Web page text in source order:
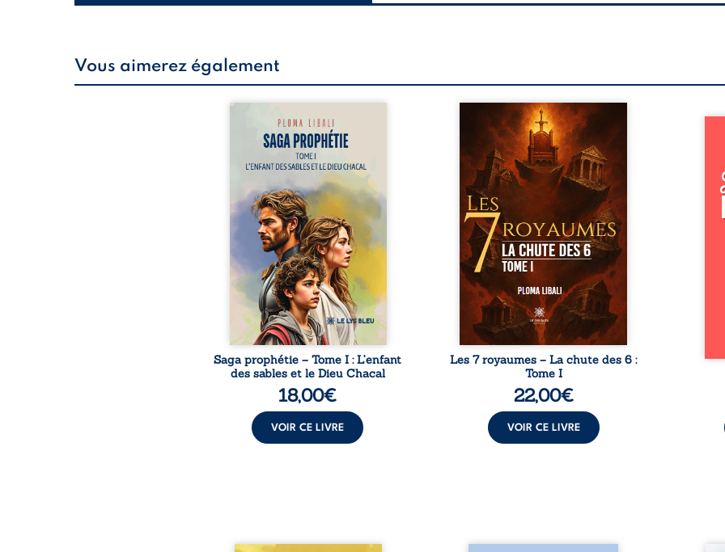
Vous aimerez également
Deux êtres meurtris. Une
mission sur Midgard. Et un
enfant dont l’existence
pourrait tout bouleverser.
Deux ans après une rupture,
l’Archange Ariel croise à
nouveau Thor, dieu de la
foudre au tempérament
impétueux. Ils n’ont plus rien à
se dire… mais l’urgence les
contraint à avancer ensemble.
Sur Terre, des créatures
d’inspiration égyptienne
surgissent et propagent le
chaos. ...
Saga prophétie – Tome I : L’enfant
des sables et le Dieu Chacal
18,00€
VOIR CE LIVRE
Sept royaumes avaient bâti
une paix fragile sous
l’emblème d’un pacte sacré.
Mais la mort d’une reine fit
tout basculer. Trahison,
flammes et carnage
déchirèrent Légendary,
précipitant la chute des six
nations sous la fureur du
souverain de Narak. Pourtant,
dans les ténèbres, une sorcière
parvint à sauver quatorze
héritiers promis à un destin
plus grand que l’oubli. ...
Les 7 royaumes – La chute des 6 :
Tome I
22,00€
VOIR CE LIVRE
de
en
vie
et